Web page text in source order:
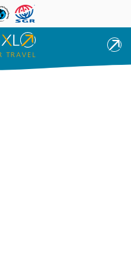
en naar de inhoud